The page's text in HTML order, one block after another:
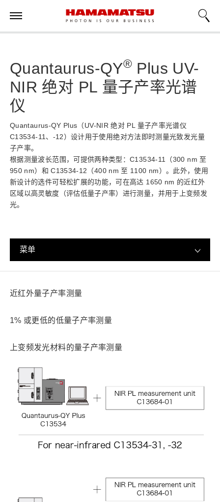
Quantaurus-QY® Plus UV-
NIR 绝对 PL 量子产率光谱
仪
Quantaurus-QY Plus（UV-NIR 绝对 PL 量子产率光谱仪
C13534-11、-12）设计用于使用绝对方法即时测量光致发光量
子产率。
根据测量波长范围，可提供两种类型：C13534-11（300 nm 至
950 nm）和 C13534-12（400 nm 至 1100 nm）。此外，使用
新设计的选件可轻松扩展的功能，可在高达 1650 nm 的近红外
区域以高灵敏度（评估低量子产率）进行测量，并用于上变频发
光。
菜单
近红外量子产率测量
1% 或更低的低量子产率测量
上变频发光材料的量子产率测量